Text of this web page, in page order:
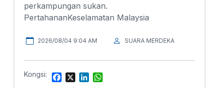
perkampungan sukan.
PertahananKeselamatan Malaysia
2026/08/04 9:04 AM SUARA MERDEKA
Kongsi: